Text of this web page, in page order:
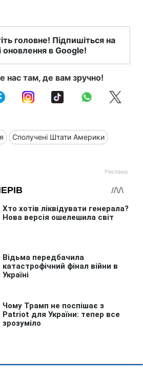
головне! Підпишіться на
оновлення в Google!
нас там, де вам зручно!
Сполучені Штати Америки